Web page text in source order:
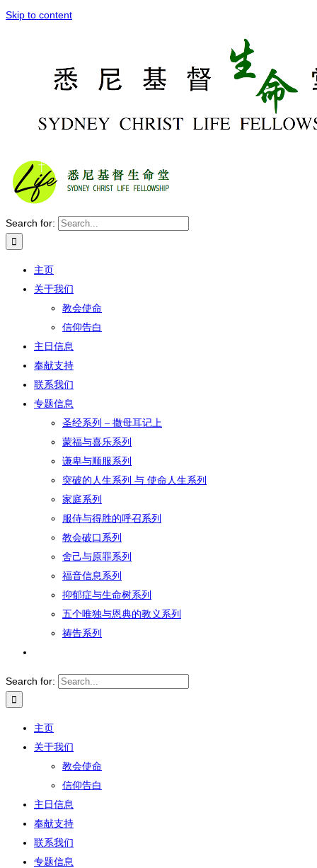
Skip to content
Search for:
主页
关于我们
教会使命
信仰告白
主日信息
奉献支持
联系我们
专题信息
圣经系列 – 撒母耳记上
蒙福与喜乐系列
谦卑与顺服系列
突破的人生系列 与 使命人生系列
家庭系列
服侍与得胜的呼召系列
教会破口系列
舍己与原罪系列
福音信息系列
抑郁症与生命树系列
五个唯独与恩典的教义系列
祷告系列
Search for:
主页
关于我们
教会使命
信仰告白
主日信息
奉献支持
联系我们
专题信息